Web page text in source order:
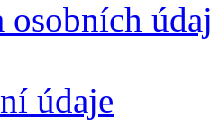
osobních
údaje